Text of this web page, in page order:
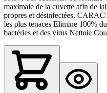
maximale de la cuvette afin de
propres et désinfectées.
les plus tenaces Elimine 100%
bactéries et des virus Nettoie